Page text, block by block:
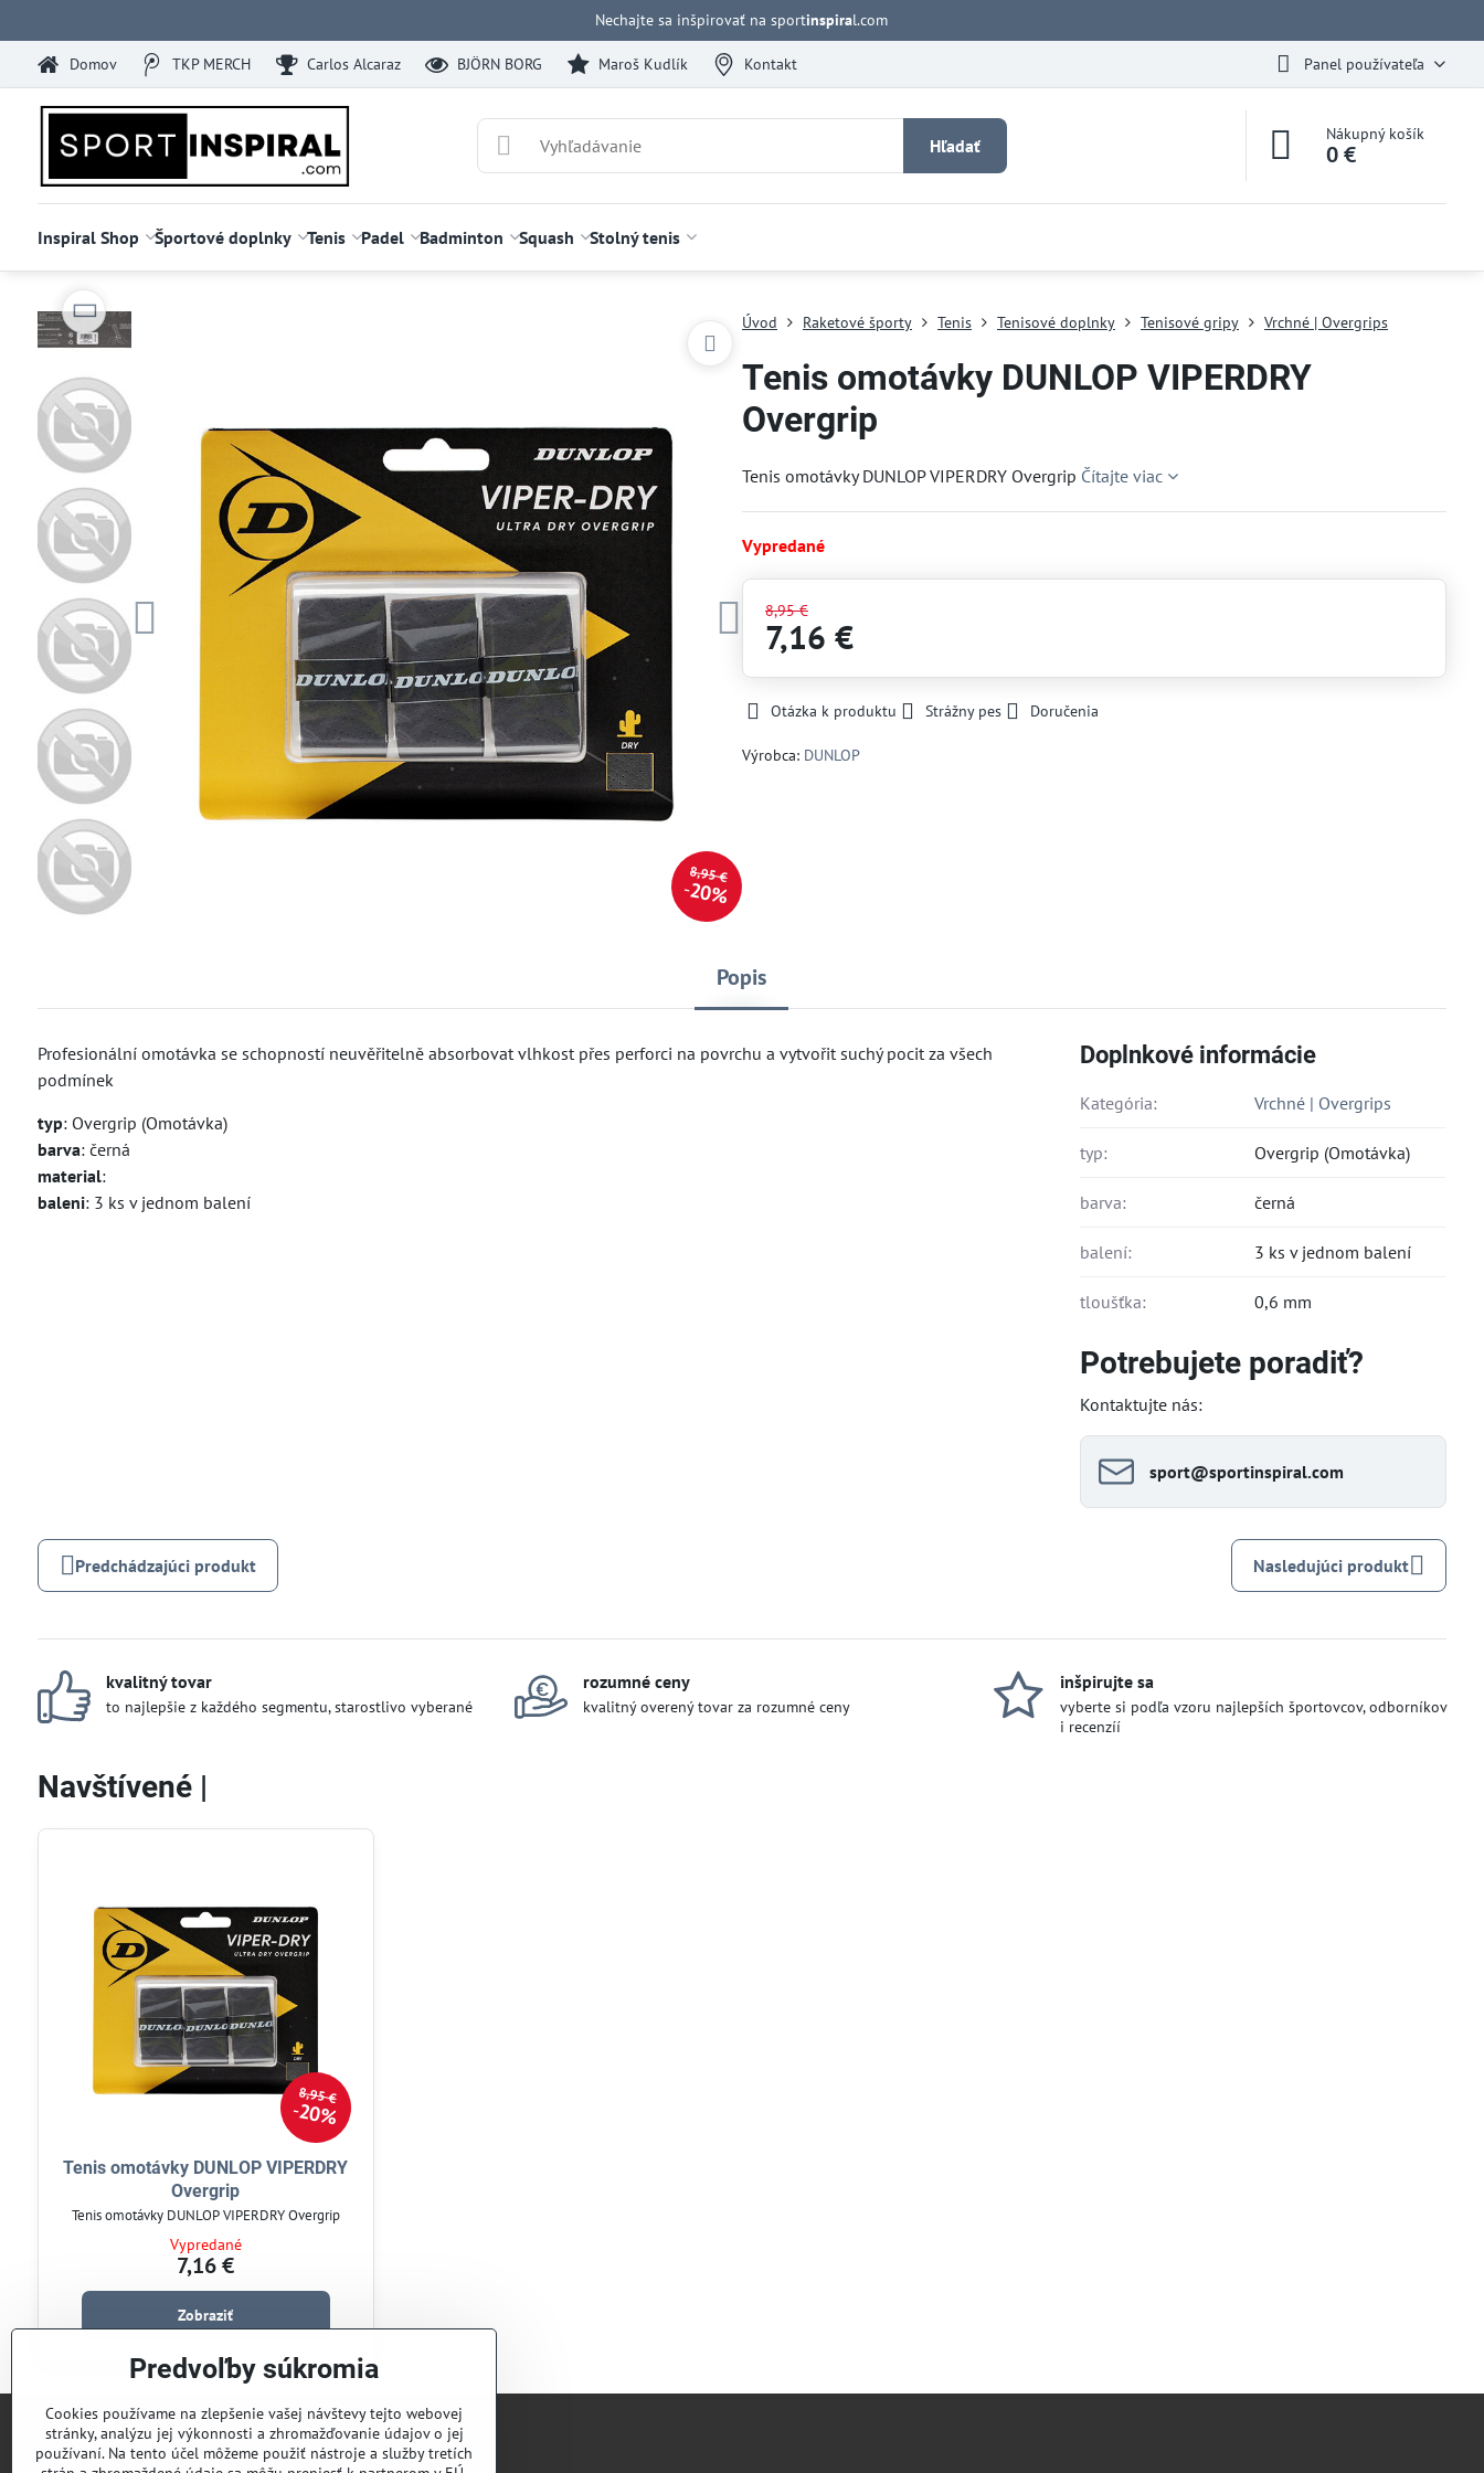
Nechajte sa inšpirovať na sportinspiral.com
Domov TKP MERCH Carlos Alcaraz BJÖRN BORG Maroš Kudlík Kontakt Panel používateľa
Hľadať
Nákupný košík
0 €
Inspiral Shop Športové doplnky Tenis Padel Badminton Squash Stolný tenis
8,95 €
20%
Úvod Raketové športy Tenis Tenisové doplnky Tenisové gripy Vrchné | Overgrips
Tenis omotávky DUNLOP VIPERDRY
Overgrip
Tenis omotávky DUNLOP VIPERDRY Overgrip Čítajte viac
Vypredané
8,95 €
7,16 €
Otázka k produktu Strážny pes Doručenia
Výrobca: DUNLOP
Popis
Profesionální omotávka se schopností neuvěřitelně absorbovat vlhkost přes perforci na povrchu a vytvořit suchý pocit za všech
podmínek
typ: Overgrip (Omotávka)
barva: černá
material:
baleni: 3 ks v jednom balení
Doplnkové informácie
Kategória: Vrchné | Overgrips
typ: Overgrip (Omotávka)
barva: černá
balení: 3 ks v jednom balení
tloušťka: 0,6 mm
Potrebujete poradiť?
Kontaktujte nás:
sport​@sportinspiral​.com
Predchádzajúci produkt Nasledujúci produkt
kvalitný tovar
to najlepšie z každého segmentu, starostlivo vyberané
rozumné ceny
kvalitný overený tovar za rozumné ceny
inšpirujte sa
vyberte si podľa vzoru najlepších športovcov, odborníkov
i recenzíí
Navštívené |
8,95 €
20%
Tenis omotávky DUNLOP VIPERDRY
Overgrip
Tenis omotávky DUNLOP VIPERDRY Overgrip
Vypredané
7,16 €
Zobraziť
Titulka | Home
Predvoľby súkromia
Cookies používame na zlepšenie vašej návštevy tejto webovej
stránky, analýzu jej výkonnosti a zhromažďovanie údajov o jej
používaní. Na tento účel môžeme použiť nástroje a služby tretích